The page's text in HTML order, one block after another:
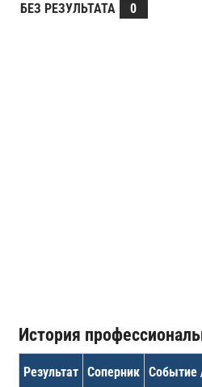
БЕЗ РЕЗУЛЬТАТА
0
История
Результат Соперник Событие